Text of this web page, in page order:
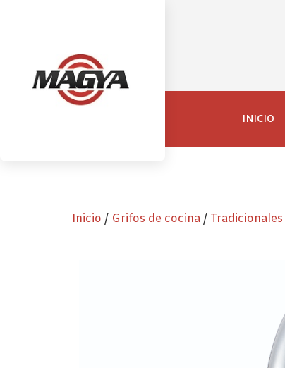
INICIO
Inicio / Grifos de cocina/ Tradicionales